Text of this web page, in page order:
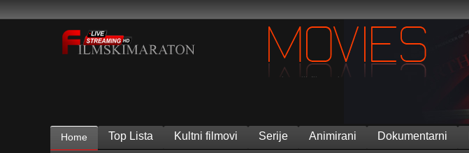
Home Top Lista Kultni filmovi Serije Animirani Dokumentarni